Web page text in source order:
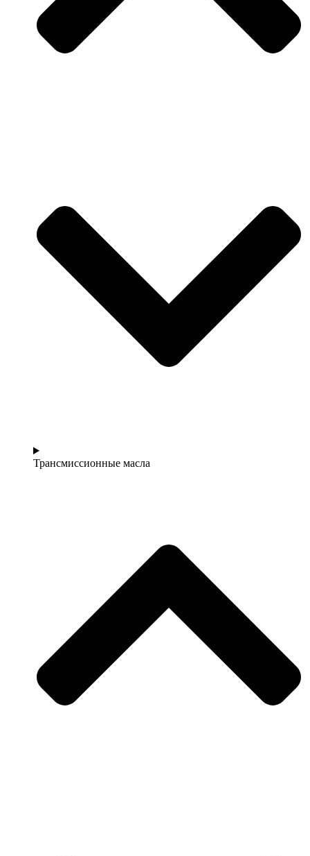
Трансмиссионные масла